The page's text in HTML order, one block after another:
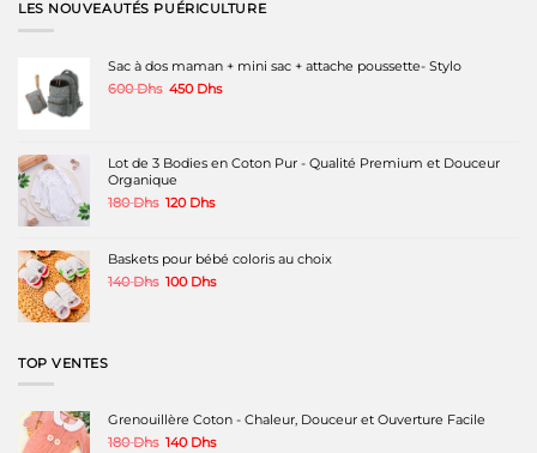
être
choisies
produit
être
du
être
du
LES NOUVEAUTÉS PUÉRICULTURE
Sac à dos maman + mini sac + attache poussette- Stylo
600Dhs Le
450 DhsLe
Lot de 3 Bodies en Coton Pur - Qualité Premium et Douceur
Organique
180Dhs Le
était :
180 Dhs.
120 DhsLe
est :
120 Dhs.
Baskets pour bébé coloris au choix
140Dhs Le
100 DhsLe
TOP VENTES
Grenouillère Coton - Chaleur, Douceur et Ouverture Facile
180Dhs Le
140 DhsLe